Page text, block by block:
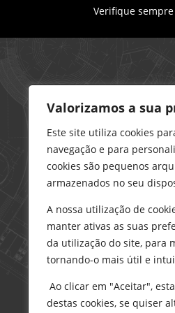
Valorizamos a sua
Este site utiliza cookies
navegação e para
cookies são pequenos
armazenados no seu
A nossa utilização de
manter ativas as suas
da utilização do site, para
tornando-o mais útil e
Ao clicar em "Aceitar",
destas cookies, se quiser
Verifique
21 296 0195
912 606 251
R. António
2820-287 •
Loja – Tires
214 453 329
919 865 192
tires@delarobia.pt